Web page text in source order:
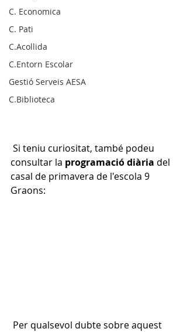
C. Economica
C. Pati
C.Acollida
C.Entorn Escolar
Gestió Serveis AESA
C.Biblioteca
consultar la programació diària del
casal de primavera de l'escola 9
Graons: